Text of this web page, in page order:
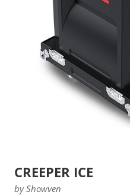
CREEPER ICE
by Showven